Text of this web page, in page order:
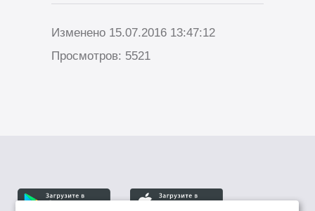
Изменено 15.07.2016 13:47:12
Просмотров: 5521